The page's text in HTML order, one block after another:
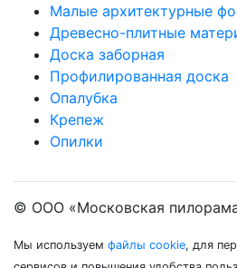
Малые архитектурные
Древесно-плитные
Доска заборная
Профилированная доска
Опалубка
Крепеж
Опилки
© ООО «Московская
Мы используем файлы cookie, для